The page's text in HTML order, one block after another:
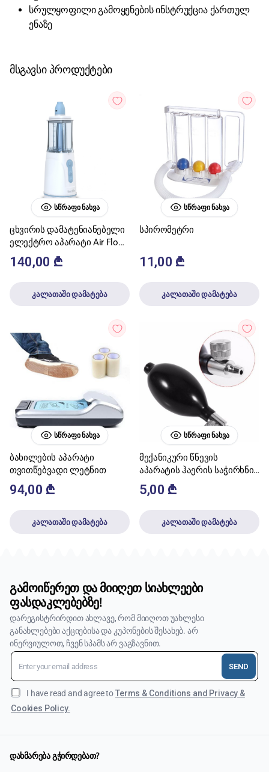
სრულყოფილი გამოყენების ინსტრუქცია ქართულ
ენაზე
მსგავსი პროდუქტები
ᲡᲬᲠᲐᲤᲘ ᲜᲐᲮᲕᲐ
ცხვირის დამატენიანებელი
ელექტრო აპარატი Air Flow
1 Feellife
140,00 ₾
კალათაში დამატება
ᲡᲬᲠᲐᲤᲘ ᲜᲐᲮᲕᲐ
სპირომეტრი
11,00 ₾
კალათაში დამატება
ᲡᲬᲠᲐᲤᲘ ᲜᲐᲮᲕᲐ
ბახილების აპარატი
თვითწებვადი ლეტნით
94,00 ₾
კალათაში დამატება
ᲡᲬᲠᲐᲤᲘ ᲜᲐᲮᲕᲐ
მექანიკური წნევის
აპარატის ჰაერის საჭირხნი
ბუშტი
5,00 ₾
კალათაში დამატება
გამოიწერეთ და მიიღეთ სიახლეები
ფასდაკლებებზე!
დარეგისტრირდით ახლავე, რომ მიიღოთ უახლესი
განახლებები აქციებისა და კუპონების შესახებ. არ
ინერვიულოთ, ჩვენ სპამს არ ვაგზავნით.
SEND
I have read and agree toTerms & Conditions and Privacy &
Cookies Policy.
დახმარება გჭირდებათ?